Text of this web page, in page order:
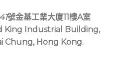
號金基工業大廈11樓A室
King Industrial Building,
Chung, Hong Kong.